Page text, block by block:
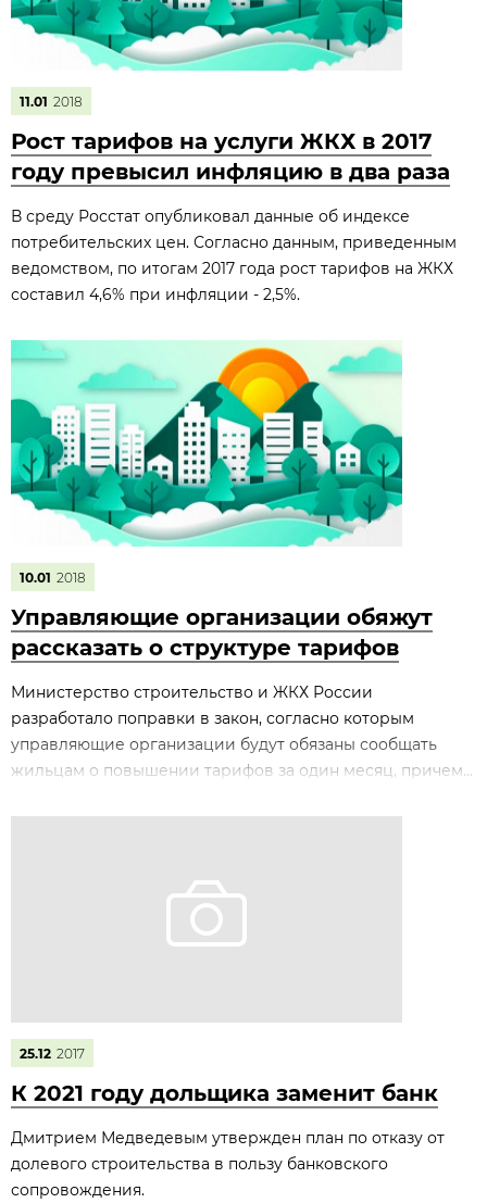
11.01 2018
Рост тарифов на услуги ЖКХ в 2017
году превысил инфляцию в два раза
В среду Росстат опубликовал данные об индексе
потребительских цен. Согласно данным, приведенным
ведомством, по итогам 2017 года рост тарифов на ЖКХ
составил 4,6% при инфляции - 2,5%.
10.01 2018
Управляющие организации обяжут
рассказать о структуре тарифов
Министерство строительство и ЖКХ России
разработало поправки в закон, согласно которым
управляющие организации будут обязаны сообщать
жильцам о повышении тарифов за один месяц, причем...
25.12 2017
К 2021 году дольщика заменит банк
Дмитрием Медведевым утвержден план по отказу от
долевого строительства в пользу банковского
сопровождения.